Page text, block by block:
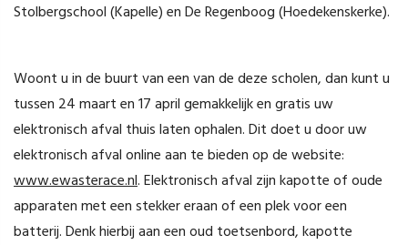
Stolbergschool (Kapelle) en De Regenboog (Hoedekenskerke).
Woont u in de buurt van een van de deze scholen, dan kunt u
tussen 24 maart en 17 april gemakkelijk en gratis uw
elektronisch afval thuis laten ophalen. Dit doet u door uw
elektronisch afval online aan te bieden op de website:
www.ewasterace.nl. Elektronisch afval zijn kapotte of oude
apparaten met een stekker eraan of een plek voor een
batterij. Denk hierbij aan een oud toetsenbord, kapotte